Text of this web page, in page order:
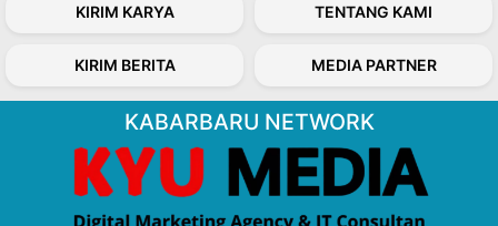
KIRIM KARYA TENTANG KAMI
KIRIM BERITA MEDIA PARTNER
KABARBARU NETWORK